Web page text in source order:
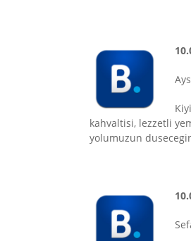
kahvaltisi, lezzetli
yolumuzun